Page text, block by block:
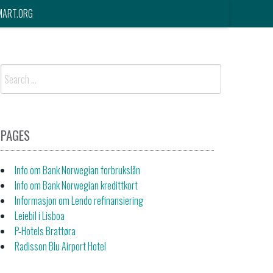
for:
PAGES
Info om Bank Norwegian forbrukslån
Info om Bank Norwegian kredittkort
Informasjon om Lendo refinansiering
Leiebil i Lisboa
P-Hotels Brattøra
Radisson Blu Airport Hotel